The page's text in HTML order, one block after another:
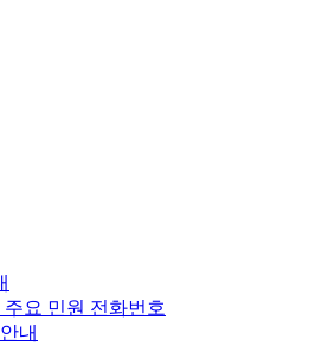
주요 민원 전화번호
내